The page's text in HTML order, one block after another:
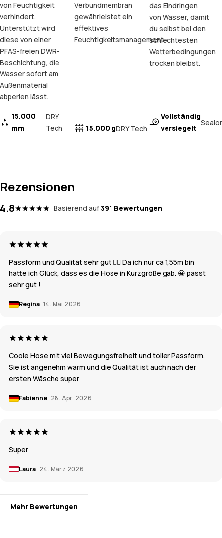
von Feuchtigkeit
verhindert.
Unterstützt wird
diese von einer
PFAS-freien DWR-
Beschichtung, die
Wasser sofort am
Außenmaterial
abperlen lässt.
15.000
mm
DRY
Tech
Verbundmembran
gewährleistet ein
effektives
Feuchtigkeitsmanagement.
15.000 gDRY Tech
das Eindringen
von Wasser, damit
du selbst bei den
schlechtesten
Wetterbedingungen
trocken bleibst.
Vollständig
versiegelt
Rezensionen
4.8 Basierend auf391 Bewertungen
Passform und Qualität sehr gut 👍🏽 Da ich nur ca 1,55m bin
hatte ich Glück, dass es die Hose in Kurzgröße gab. 😀 passt
sehr gut !
Regina 14. Mai 2026
Coole Hose mit viel Bewegungsfreiheit und toller Passform.
Sie ist angenehm warm und die Qualität ist auch nach der
ersten Wäsche super
Fabienne 28. Apr. 2026
Super
Laura 24. März 2026
Mehr Bewertungen